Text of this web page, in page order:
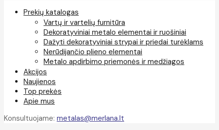
Prekių katalogas
Vartų ir vartelių furnitūra
Dekoratyviniai metalo elementai ir ruošiniai
Dažyti dekoratyviniai strypai ir priedai turėklams
Nerūdijančio plieno elementai
Metalo apdirbimo priemonės ir medžiagos
Akcijos
Naujienos
Top prekės
Apie mus
Konsultuojame: metalas@merlana.lt